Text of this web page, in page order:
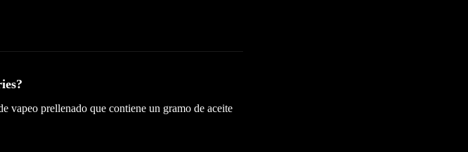
vapeo prellenado que contiene un gramo de aceite